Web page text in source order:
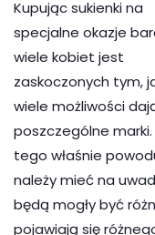
Kupując sukienki na
specjalne okazje
wiele kobiet jest
zaskoczonych tym,
wiele możliwości
poszczególne marki.
tego właśnie
należy mieć na
będą mogły być
pojawiają się